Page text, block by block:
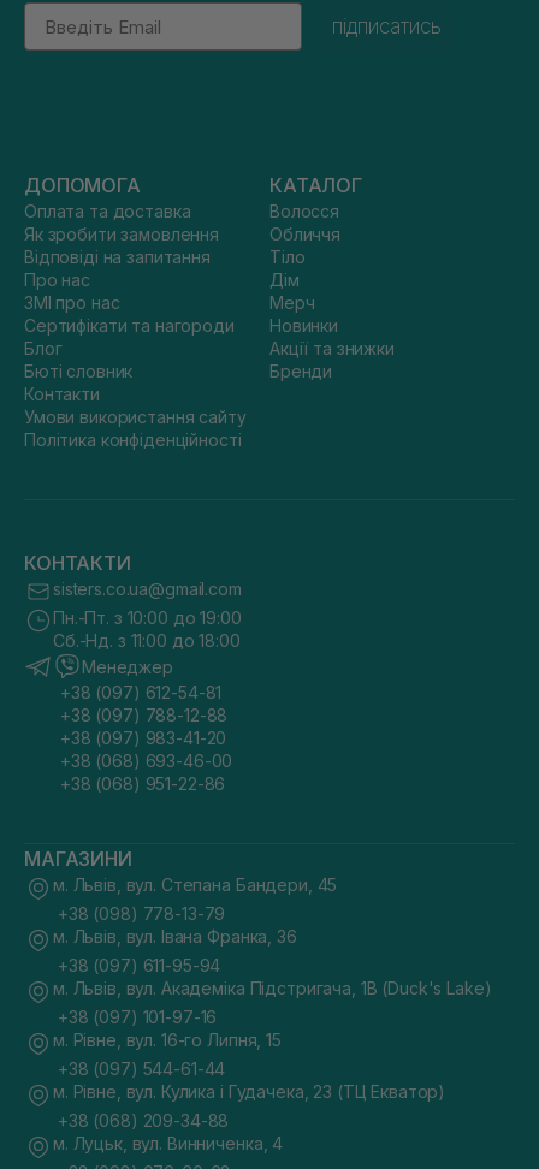
Email
підписатись
ДОПОМОГА
Оплата та доставка
Як зробити замовлення
Відповіді на запитання
Про нас
ЗМІ про нас
Сертифікати та нагороди
Блог
Бюті словник
Контакти
Умови використання сайту
Політика конфіденційності
КАТАЛОГ
Волосся
Обличчя
Тіло
Дім
Мерч
Новинки
Акції та знижки
Бренди
КОНТАКТИ
sisters.co.ua@gmail.com
Пн.-Пт. з 10:00 до 19:00
Сб.-Нд. з 11:00 до 18:00
Менеджер
+38 (097) 612-54-81
+38 (097) 788-12-88
+38 (097) 983-41-20
+38 (068) 693-46-00
+38 (068) 951-22-86
МАГАЗИНИ
м. Львів, вул. Степана Бандери, 45
+38 (098) 778-13-79
м. Львів, вул. Івана Франка, 36
+38 (097) 611-95-94
м. Львів, вул. Академіка Підстригача, 1В (Duck's Lake)
+38 (097) 101-97-16
м. Рівне, вул. 16-го Липня, 15
+38 (097) 544-61-44
м. Рівне, вул. Кулика і Гудачека, 23 (ТЦ Екватор)
+38 (068) 209-34-88
м. Луцьк, вул. Винниченка, 4